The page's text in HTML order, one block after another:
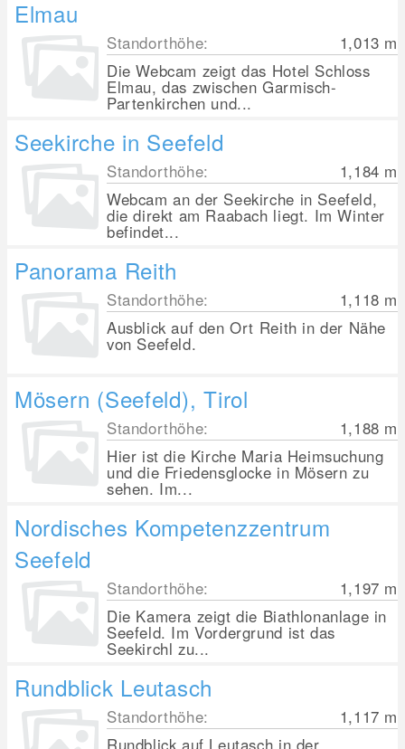
Elmau
Standorthöhe: 1,013 m
Die Webcam zeigt das Hotel Schloss
Elmau, das zwischen Garmisch-
Partenkirchen und...
Seekirche in Seefeld
Standorthöhe: 1,184 m
Webcam an der Seekirche in Seefeld,
die direkt am Raabach liegt. Im Winter
befindet...
Panorama Reith
Standorthöhe: 1,118 m
Ausblick auf den Ort Reith in der Nähe
von Seefeld.
Mösern (Seefeld), Tirol
Standorthöhe: 1,188 m
Hier ist die Kirche Maria Heimsuchung
und die Friedensglocke in Mösern zu
sehen. Im...
Nordisches Kompetenzzentrum
Seefeld
Standorthöhe: 1,197 m
Die Kamera zeigt die Biathlonanlage in
Seefeld. Im Vordergrund ist das
Seekirchl zu...
Rundblick Leutasch
Standorthöhe: 1,117 m
Rundblick auf Leutasch in der